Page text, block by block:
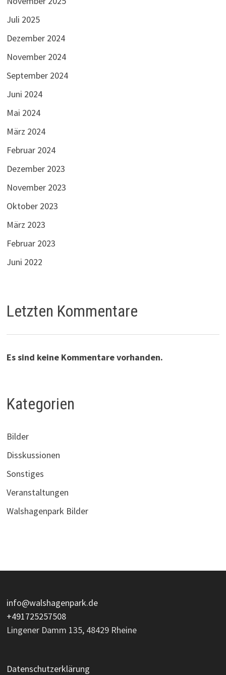
Juli 2025
Dezember 2024
November 2024
September 2024
Juni 2024
Mai 2024
März 2024
Februar 2024
Dezember 2023
November 2023
Oktober 2023
März 2023
Februar 2023
Juni 2022
Letzten Kommentare
Es sind keine Kommentare vorhanden.
Kategorien
Bilder
Disskussionen
Sonstiges
Veranstaltungen
Walshagenpark Bilder
info@walshagenpark.de
+491725257508
Lingener Damm 135, 48429 Rheine
Datenschutzerklärung